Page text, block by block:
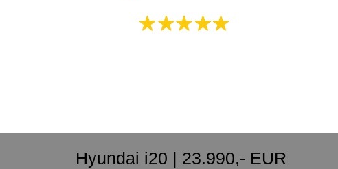
Hyundai i20 | 23.990,- EUR